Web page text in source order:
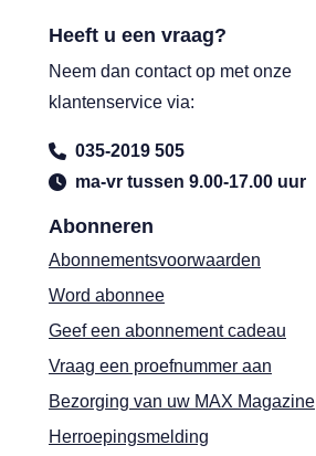
Abonneren
Abonnementsvoorwaarden
Word abonnee
Geef een abonnement cadeau
Vraag een proefnummer aan
Bezorging van uw MAX Magazine
Herroepingsmelding
Heeft u een vraag?
Neem dan contact op met onze
klantenservice via:
035-2019 505
ma-vr tussen 9.00-17.00 uur